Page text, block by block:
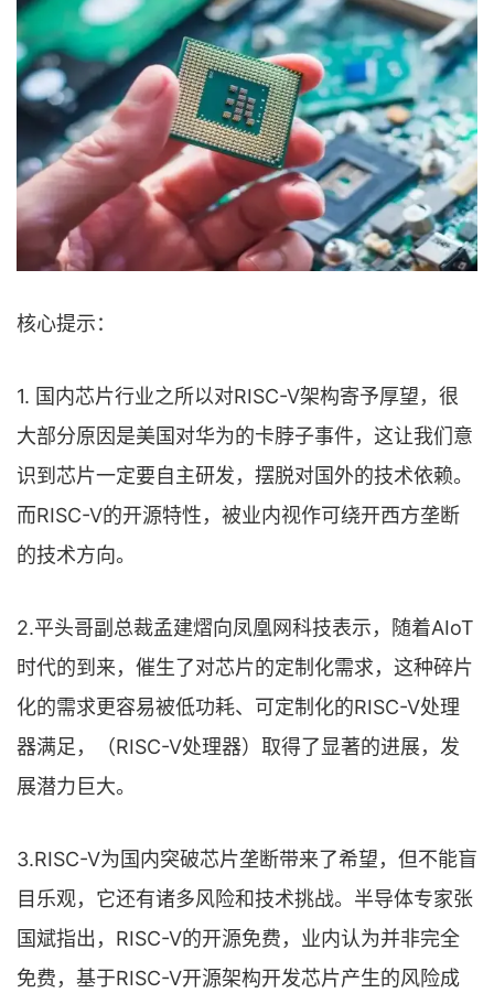
核心提示：
1. 国内芯片行业之所以对RISC-V架构寄予厚望，很
大部分原因是美国对华为的卡脖子事件，这让我们意
识到芯片一定要自主研发，摆脱对国外的技术依赖。
而RISC-V的开源特性，被业内视作可绕开西方垄断
的技术方向。
2.平头哥副总裁孟建熠向凤凰网科技表示，随着AIoT
时代的到来，催生了对芯片的定制化需求，这种碎片
化的需求更容易被低功耗、可定制化的RISC-V处理
器满足，（RISC-V处理器）取得了显著的进展，发
展潜力巨大。
3.RISC-V为国内突破芯片垄断带来了希望，但不能盲
目乐观，它还有诸多风险和技术挑战。半导体专家张
国斌指出，RISC-V的开源免费，业内认为并非完全
免费，基于RISC-V开源架构开发芯片产生的风险成